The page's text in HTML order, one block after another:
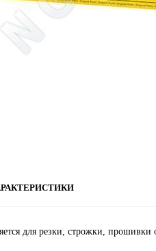
для резки, строжки,